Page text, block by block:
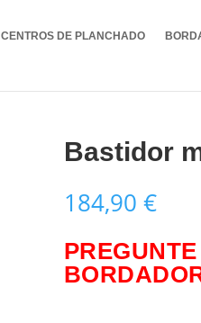
CENTROS DE PLANCHADO
Bastidor
184,90 €